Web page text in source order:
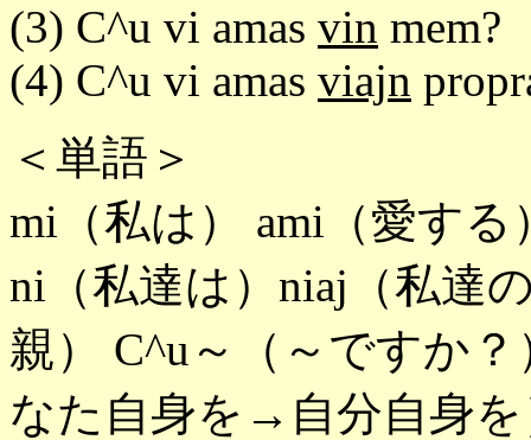
(3) C^u vi amas vin mem?
(4) C^u vi amas viajn
＜単語＞
mi（私は） ami（愛す
ni（私達は）niaj（私達
親） C^u～（～ですか
なた自身を→自分自身